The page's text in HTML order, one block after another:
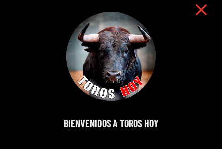
9 de agosto de 2026
BIENVENIDOS A TOROS HOY